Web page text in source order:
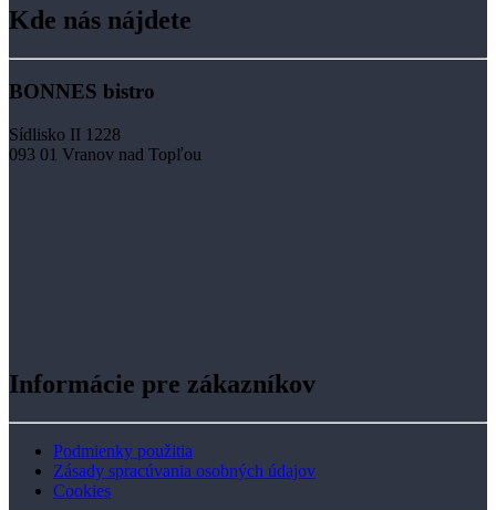
Kde nás nájdete
BONNES bistro
Sídlisko II 1228
093 01 Vranov nad Topľou
Informácie pre zákazníkov
Podmienky použitia
Zásady spracúvania osobných údajov
Cookies